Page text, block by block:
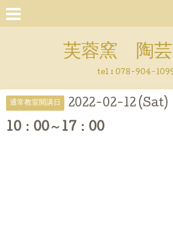
芙蓉窯 陶
tel : 078-904-
通常教室開講日 2022-02-12 (Sat)
10：00～17：00